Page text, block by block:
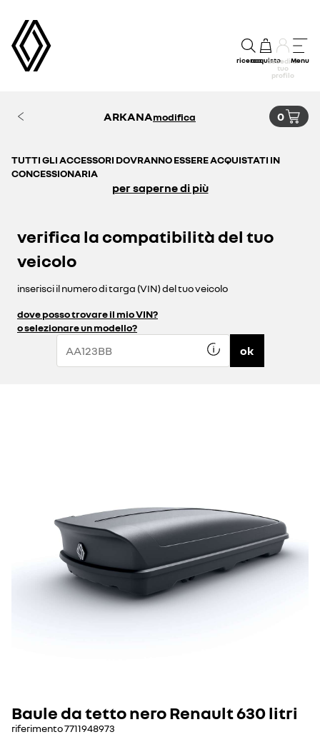
ricercaacquistoaccedi al
tuo
profilo
Menu
ARKANAmodifica 0
TUTTI GLI ACCESSORI DOVRANNO ESSERE ACQUISTATI IN
CONCESSIONARIA
per saperne di più
verifica la compatibilità del tuo
veicolo
inserisci il numero di targa (VIN) del tuo veicolo
dove posso trovare il mio VIN?
o selezionare un modello?
ok
Baule da tetto nero Renault 630 litri
riferimento7711948973